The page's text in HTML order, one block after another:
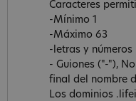
Caracteres
-Mínimo 1
-Máximo 63
-letras y números
- Guiones ("-"),
final del nombre
Los dominios